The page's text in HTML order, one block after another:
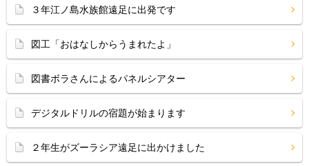
３年江ノ島水族館遠足に出発です
図工「おはなしからうまれたよ」
図書ボラさんによるパネルシアター
デジタルドリルの宿題が始まります
２年生がズーラシア遠足に出かけました